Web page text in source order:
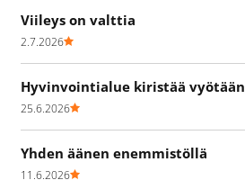
Viileys on valttia
2.7.2026
Hyvinvointialue kiristää vyötään
25.6.2026
Yhden äänen enemmistöllä
11.6.2026